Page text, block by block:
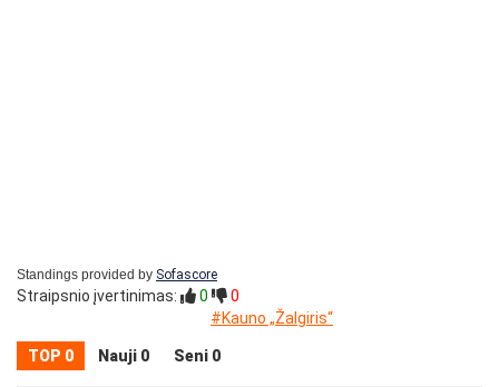
Standings provided by Sofascore
Straipsnio įvertinimas: 0
0
#Kauno „Žalgiris“
TOP 0 Nauji 0 Seni 0